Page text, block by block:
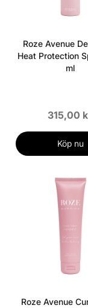
Roze Avenue
Heat Protection
ml
315,00
Köp nu
Roze Avenue